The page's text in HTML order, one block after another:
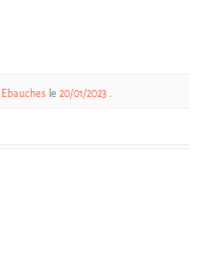
Ebauches le 20/01/2023 .